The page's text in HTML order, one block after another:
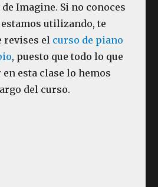
Imagine. Si no conoces
utilizando, te
revises el curso de piano
, puesto que todo lo que
esta clase lo hemos
del curso.